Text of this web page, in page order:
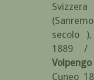
secolo ),
1889 /
Cuneo